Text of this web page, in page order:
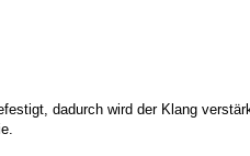
dadurch wird der Klang